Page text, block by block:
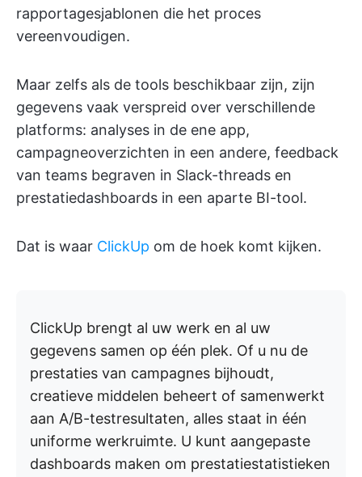
rapportagesjablonen die het proces
vereenvoudigen.
Maar zelfs als de tools beschikbaar zijn, zijn
gegevens vaak verspreid over verschillende
platforms: analyses in de ene app,
campagneoverzichten in een andere, feedback
van teams begraven in Slack-threads en
prestatiedashboards in een aparte BI-tool.
Dat is waar ClickUp om de hoek komt kijken.
ClickUp brengt al uw werk en al uw
gegevens samen op één plek. Of u nu de
prestaties van campagnes bijhoudt,
creatieve middelen beheert of samenwerkt
aan A/B-testresultaten, alles staat in één
uniforme werkruimte. U kunt aangepaste
dashboards maken om prestatiestatistieken